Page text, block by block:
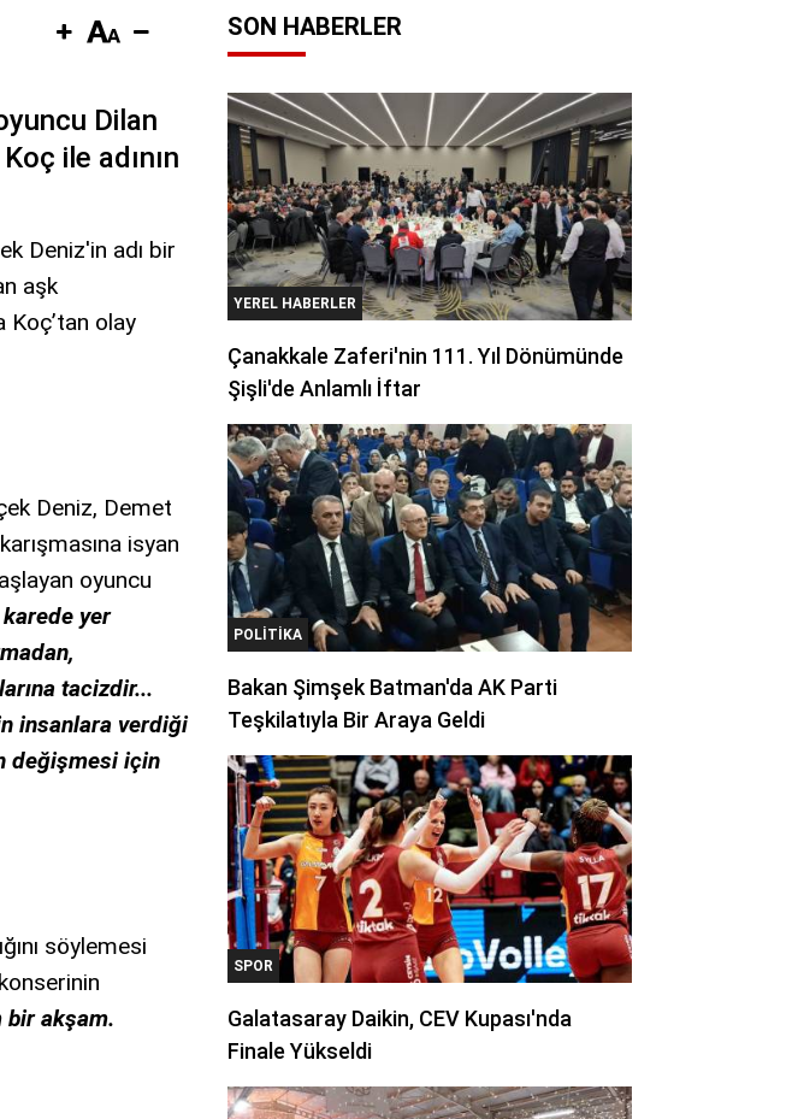
Dilan
ile adının
Deniz'in adı bir
aşk
Koç’tan olay
Deniz, Demet
isyan
oyuncu
karede yer
tacizdir...
insanlara verdiği
değişmesi için
söylemesi
bir akşam.
SON HABERLER
YEREL HABERLER
Çanakkale Zaferi'nin 111. Yıl Dönümünde
Şişli'de Anlamlı İftar
POLITIKA
Bakan Şimşek Batman'da AK Parti
Teşkilatıyla Bir Araya Geldi
SPOR
Galatasaray Daikin, CEV Kupası'nda
Finale Yükseldi